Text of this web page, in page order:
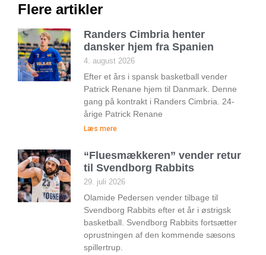
Flere artikler
Randers Cimbria henter
dansker hjem fra Spanien
4. august 2026
Efter et års i spansk basketball vender
Patrick Renane hjem til Danmark. Denne
gang på kontrakt i Randers Cimbria. 24-
årige Patrick Renane
Læs mere
“Fluesmækkeren” vender retur
til Svendborg Rabbits
29. juli 2026
Olamide Pedersen vender tilbage til
Svendborg Rabbits efter et år i østrigsk
basketball. Svendborg Rabbits fortsætter
oprustningen af den kommende sæsons
spillertrup.